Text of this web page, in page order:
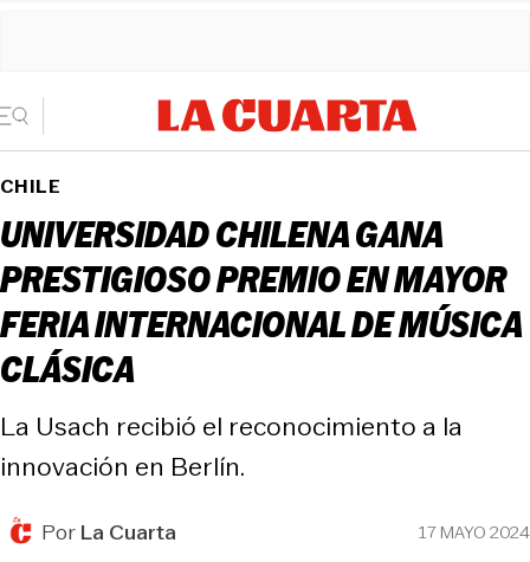
CHILE
UNIVERSIDAD CHILENA GANA
PRESTIGIOSO PREMIO EN MAYOR
FERIA INTERNACIONAL DE MÚSICA
CLÁSICA
La Usach recibió el reconocimiento a la
innovación en Berlín.
PorLa Cuarta 17 MAYO 2024